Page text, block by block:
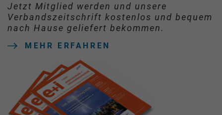
Jetzt Mitglied werden und unsere
Verbandszeitschrift kostenlos und bequem
nach Hause geliefert bekommen.
MEHR ERFAHREN